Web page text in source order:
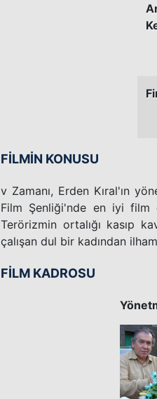
FİLMİN KONUSU
v Zamanı, Erden Kıral'ın
Film Şenliği'nde en iyi film
Terörizmin ortalığı kasıp
çalışan dul bir kadından
FİLM KADROSU